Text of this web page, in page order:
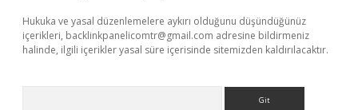
Hukuka ve yasal düzenlemelere aykırı olduğunu düşündüğünüz
içerikleri, backlinkpanelicomtr@gmail.com adresine bildirmeniz
halinde, ilgili içerikler yasal süre içerisinde sitemizden kaldırılacaktır.